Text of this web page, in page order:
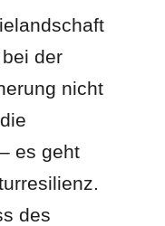
der
nicht
es geht
des